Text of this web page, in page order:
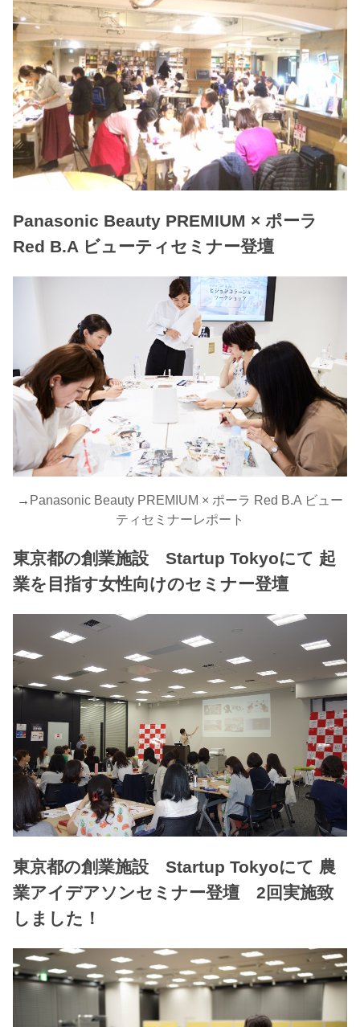
Panasonic Beauty PREMIUM × ポーラ
Red B.A ビューティセミナー登壇
→ Panasonic Beauty PREMIUM × ポーラ Red B.A ビュー
ティセミナーレポート
東京都の創業施設 Startup Tokyoにて 起
業を目指す女性向けのセミナー登壇
東京都の創業施設 Startup Tokyoにて 農
業アイデアソンセミナー登壇 2回実施致
しました！